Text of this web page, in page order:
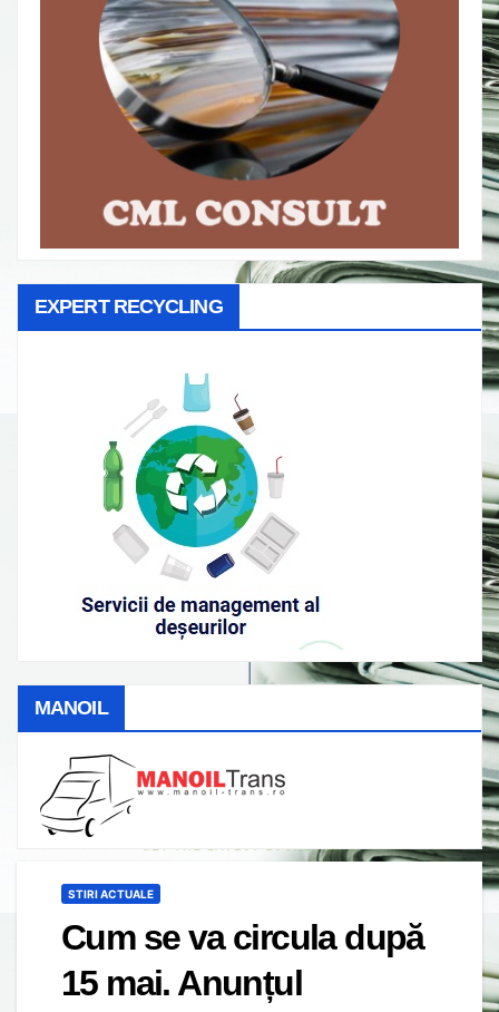
EXPERT RECYCLING
MANOIL
STIRI ACTUALE
Cum se va circula după
15 mai. Anunțul